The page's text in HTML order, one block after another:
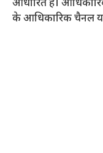
आधारित है।
के आधिकारिक चैनल